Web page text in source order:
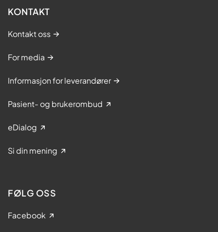
KONTAKT
Kontakt oss
For media
Informasjon for leverandører
Pasient- og brukerombud
eDialog
Si din mening
FØLG OSS
Facebook